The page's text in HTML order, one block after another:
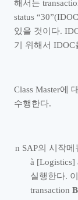
해서는
status “30”
있을 것이다.
기 위해서 IDOC
Class Master에
수행한다.
n SAP의 시작메
à [Logistics]
실행한다.
transaction